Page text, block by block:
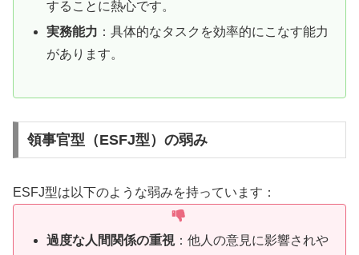
することに熱心です。
実務能力 ：具体的なタスクを効率的にこなす能力
があります。
領事官型（ESFJ型）の弱み
ESFJ型は以下のような弱みを持っています：
過度な人間関係の重視：他人の意見に影響されや